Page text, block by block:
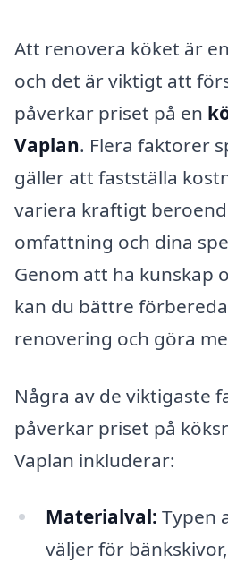
Att renovera köket är
och det är viktigt att
påverkar priset på en
Vaplan. Flera faktorer
gäller att fastställa
variera kraftigt
omfattning och dina
Genom att ha kunskap
kan du bättre
renovering och göra
Några av de viktigaste
påverkar priset på
Vaplan inkluderar:
Materialval: Typen
väljer för